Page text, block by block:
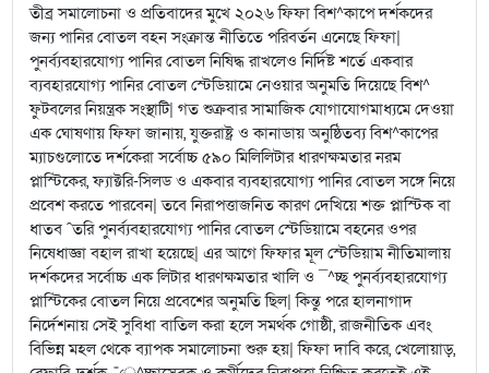
তীব্র সমালোচনা ও প্রতিবাদের মুখে ২০২৬ ফিফা বিশ^কাপে দর্শকদের
জন্য পানির বোতল বহন সংক্রান্ত নীতিতে পরিবর্তন এনেছে ফিফা|
পুনর্ব্যবহারযোগ্য পানির বোতল নিষিদ্ধ রাখলেও নির্দিষ্ট শর্তে একবার
ব্যবহারযোগ্য পানির বোতল স্টেডিয়ামে নেওয়ার অনুমতি দিয়েছে বিশ^
ফুটবলের নিয়ন্ত্রক সংস্থাটি| গত শুক্রবার সামাজিক যোগাযোগমাধ্যমে দেওয়া
এক ঘোষণায় ফিফা জানায়, যুক্তরাষ্ট্র ও কানাডায় অনুষ্ঠিতব্য বিশ^কাপের
ম্যাচগুলোতে দর্শকেরা সর্বোচ্চ ৫৯০ মিলিলিটার ধারণক্ষমতার নরম
প্লাস্টিকের, ফ্যাক্টরি-সিলড ও একবার ব্যবহারযোগ্য পানির বোতল সঙ্গে নিয়ে
প্রবেশ করতে পারবেন| তবে নিরাপত্তাজনিত কারণ দেখিয়ে শক্ত প্লাস্টিক বা
ধাতব ˆতরি পুনর্ব্যবহারযোগ্য পানির বোতল স্টেডিয়ামে বহনের ওপর
নিষেধাজ্ঞা বহাল রাখা হয়েছে| এর আগে ফিফার মূল স্টেডিয়াম নীতিমালায়
দর্শকদের সর্বোচ্চ এক লিটার ধারণক্ষমতার খালি ও ¯^চ্ছ পুনর্ব্যবহারযোগ্য
প্লাস্টিকের বোতল নিয়ে প্রবেশের অনুমতি ছিল| কিন্তু পরে হালনাগাদ
নির্দেশনায় সেই সুবিধা বাতিল করা হলে সমর্থক গোষ্ঠী, রাজনীতিক এবং
বিভিন্ন মহল থেকে ব্যাপক সমালোচনা শুরু হয়| ফিফা দাবি করে, খেলোয়াড়,